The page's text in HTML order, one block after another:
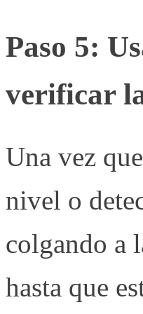
Paso 5:
verificar
Una vez
nivel o
colgando a
hasta que